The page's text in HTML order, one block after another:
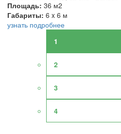
Площадь: 36 м2
Габариты: 6 x 6 м
узнать подробнее
1
2
3
4